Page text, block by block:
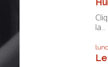
la...